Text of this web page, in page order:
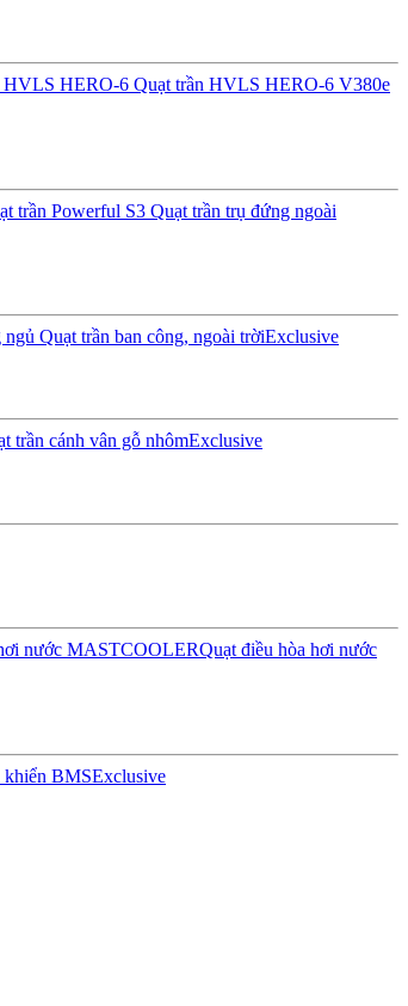
HVLS HERO-6 Quạt trần HVLS HERO-6 V380e
trần Powerful S3 Quạt trần trụ đứng ngoài
ngủ Quạt trần ban công, ngoài trờiExclusive
trần cánh vân gỗ nhômExclusive
nước MASTCOOLERQuạt điều hòa hơi nước
khiển BMSExclusive